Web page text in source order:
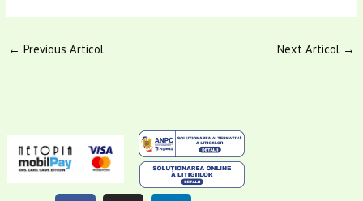
← Previous Articol Next Articol →